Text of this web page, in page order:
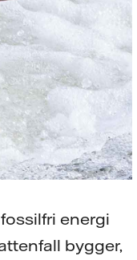
energi
bygger,